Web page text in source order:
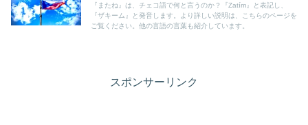
『またね』は、チェコ語で何と言うのか？『Zatím』と表記し、
『ザキーム』と発音します。より詳しい説明は、こちらのページを
ご覧ください。他の言語の言葉も紹介しています。
スポンサーリンク